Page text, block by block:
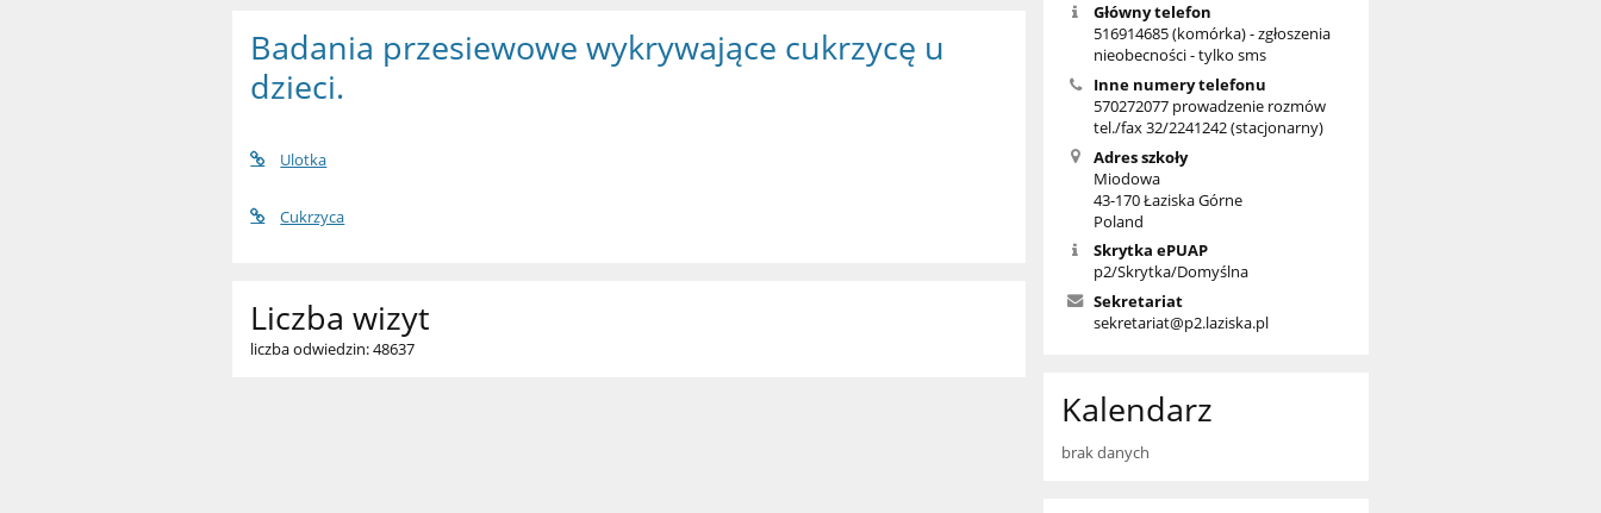
Badania przesiewowe wykrywające cukrzycę u
dzieci.
Ulotka
Cukrzyca
Liczba wizyt
liczba odwiedzin: 48637
Główny telefon
516914685 (komórka) - zgłoszenia
nieobecności - tylko sms
Inne numery telefonu
570272077 prowadzenie rozmów
tel./fax 32/2241242 (stacjonarny)
Adres szkoły
Miodowa
43-170 Łaziska Górne
Poland
Skrytka ePUAP
p2/Skrytka/Domyślna
Sekretariat
sekretariat@p2.laziska.pl
Kalendarz
brak danych